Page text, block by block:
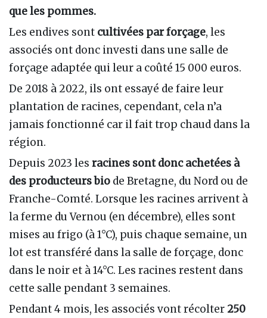
que les pommes.
Les endives sont cultivées par forçage, les
associés ont donc investi dans une salle de
forçage adaptée qui leur a coûté 15 000 euros.
De 2018 à 2022, ils ont essayé de faire leur
plantation de racines, cependant, cela n’a
jamais fonctionné car il fait trop chaud dans la
région.
Depuis 2023 les racines sont donc achetées à
des producteurs bio de Bretagne, du Nord ou de
Franche-Comté. Lorsque les racines arrivent à
la ferme du Vernou (en décembre), elles sont
mises au frigo (à 1°C), puis chaque semaine, un
lot est transféré dans la salle de forçage, donc
dans le noir et à 14°C. Les racines restent dans
cette salle pendant 3 semaines.
Pendant 4 mois, les associés vont récolter 250